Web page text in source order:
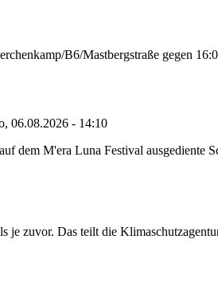
B6/Mastbergstraße gegen
06.08.2026 - 14:10
M'era Luna Festival ausgediente
je zuvor. Das teilt die